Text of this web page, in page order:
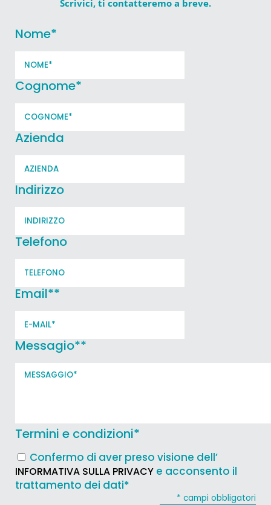
Scrivici, ti contatteremo a breve.
Nome*
Cognome*
Azienda
Indirizzo
Telefono
Email**
Messagio**
Termini e condizioni*
Confermo di aver preso visione dell’
INFORMATIVA SULLA PRIVACY e acconsento il
trattamento dei dati*
* campi obbligatori